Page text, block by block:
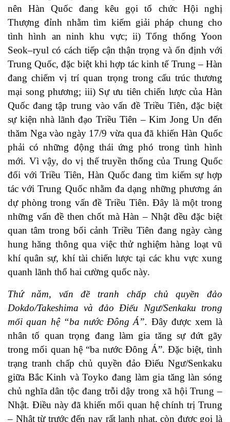
nên Hàn Quốc đang kêu gọi tổ chức Hội nghị
Thượng đỉnh nhằm tìm kiếm giải pháp chung cho
tình hình an ninh khu vực; ii) Tổng thống Yoon
Seok–ryul có cách tiếp cận thận trọng và ổn định với
Trung Quốc, đặc biệt khi hợp tác kinh tế Trung – Hàn
đang chiếm vị trí quan trọng trong cấu trúc thương
mại song phương; iii) Sự ưu tiên chiến lược của Hàn
Quốc đang tập trung vào vấn đề Triều Tiên, đặc biệt
sự kiện nhà lãnh đạo Triều Tiên – Kim Jong Un đến
thăm Nga vào ngày 17/9 vừa qua đã khiến Hàn Quốc
phải có những động thái ứng phó trong tình hình
mới. Vì vậy, do vị thế truyền thống của Trung Quốc
đối với Triều Tiên, Hàn Quốc đang tìm kiếm sự hợp
tác với Trung Quốc nhằm đa dạng những phương án
dự phòng trong vấn đề Triều Tiên. Đây là một trong
những vấn đề then chốt mà Hàn – Nhật đều đặc biệt
quan tâm trong bối cảnh Triều Tiên đang ngày càng
hung hăng thông qua việc thử nghiệm hàng loạt vũ
khí quân sự, khí tài chiến lược tại các khu vực xung
quanh lãnh thổ hai cường quốc này.
Thứ năm, vấn đề tranh chấp chủ quyền đảo
Dokdo/Takeshima và đảo Điếu Ngư/Senkaku trong
mối quan hệ “ba nước Đông Á”. Đây được xem là
nhân tố quan trọng đang làm gia tăng sự đứt gãy
trong mối quan hệ “ba nước Đông Á”. Đặc biệt, tình
trạng tranh chấp chủ quyền đảo Điếu Ngư/Senkaku
giữa Bắc Kinh và Toyko đang làm gia tăng làn sóng
chủ nghĩa dân tộc đang trỗi dậy trong xã hội Trung –
Nhật. Điều này đã khiến mối quan hệ chính trị Trung
– Nhật từ trước đến nay rất lạnh nhạt, còn được gọi là